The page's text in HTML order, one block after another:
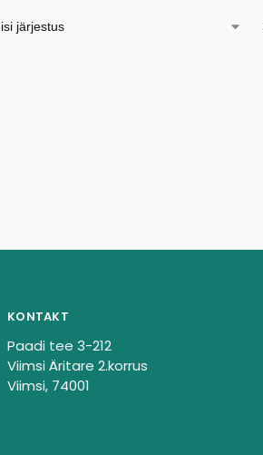
KONTAKT
Paadi tee 3-212
Viimsi Äritare 2.korrus
Viimsi, 74001